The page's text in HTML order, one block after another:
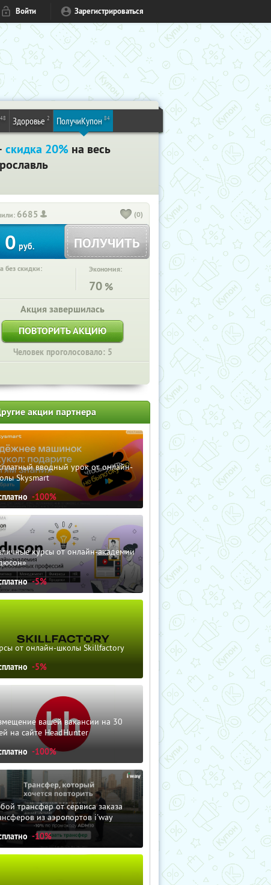
Войти Зарегистрироваться
48 Здоровье 2 ПолучиКупон 84
скидка 20% на весь
6685 (0)
0 руб. ПОЛУЧИТЬ
без скидки: Экономия:
70 %
Акция завершилась
ПОВТОРИТЬ АКЦИЮ
Человек проголосовало: 5
акции партнера
вводный урок от онлайн-
Skysmart
-100%
курсы от онлайн-академии
-5%
от онлайн-школы Skillfactory
-5%
вашей вакансии на 30
на сайте HeadHunter
-100%
трансфер от сервиса заказа
из аэропортов i'way
-10%